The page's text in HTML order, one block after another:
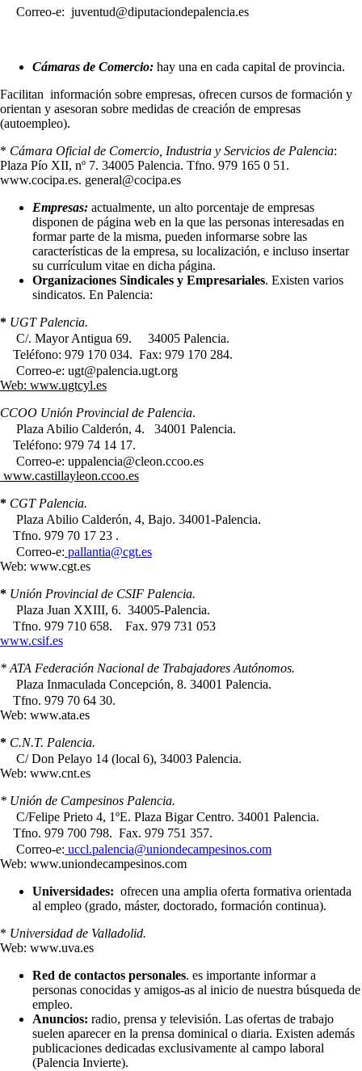
Correo-e: juventud@diputaciondepalencia.es
Cámaras de Comercio: hay una en cada capital de provincia.
Facilitan información sobre empresas, ofrecen cursos de formación y
orientan y asesoran sobre medidas de creación de empresas
(autoempleo).
* Cámara Oficial de Comercio, Industria y Servicios de Palencia:
Plaza Pío XII, nº 7. 34005 Palencia. Tfno. 979 165 0 51.
www.cocipa.es. general@cocipa.es
Empresas: actualmente, un alto porcentaje de empresas
disponen de página web en la que las personas interesadas en
formar parte de la misma, pueden informarse sobre las
características de la empresa, su localización, e incluso insertar
su currículum vitae en dicha página.
Organizaciones Sindicales y Empresariales. Existen varios
sindicatos. En Palencia:
* UGT Palencia.
C/. Mayor Antigua 69.
34005 Palencia.
Teléfono: 979 170 034. Fax: 979 170 284.
Correo-e: ugt@palencia.ugt.org
Web: www.ugtcyl.es
CCOO Unión Provincial de Palencia.
Plaza Abilio Calderón, 4. 34001 Palencia.
Teléfono: 979 74 14 17.
Correo-e: uppalencia@cleon.ccoo.es
www.castillayleon.ccoo.es
* CGTPalencia.
Plaza Abilio Calderón, 4, Bajo. 34001-Palencia.
Tfno. 979 70 17 23 .
Correo-e: pallantia@cgt.es
Web: www.cgt.es
* Unión Provincial de CSIF Palencia.
Plaza Juan XXIII, 6. 34005-Palencia.
Tfno. 979 710 658. Fax. 979 731 053
www.csif.es
* ATA Federación Nacional de Trabajadores Autónomos.
Plaza Inmaculada Concepción, 8. 34001 Palencia.
Tfno. 979 70 64 30.
Web: www.ata.es
* C.N.T. Palencia.
C/ Don Pelayo 14 (local 6), 34003 Palencia.
Web: www.cnt.es
* Unión de Campesinos Palencia.
C/Felipe Prieto 4, 1ºE. Plaza Bigar Centro. 34001 Palencia.
Tfno. 979 700 798. Fax. 979 751 357.
Correo-e: uccl.palencia@uniondecampesinos.com
Web: www.uniondecampesinos.com
Universidades: ofrecen una amplia oferta formativa orientada
al empleo (grado, máster, doctorado, formación continua).
* Universidad de Valladolid.
Web: www.uva.es
Red de contactos personales. es importante informar a
personas conocidas y amigos-as al inicio de nuestra búsqueda de
empleo.
Anuncios: radio, prensa y televisión. Las ofertas de trabajo
suelen aparecer en la prensa dominical o diaria. Existen además
publicaciones dedicadas exclusivamente al campo laboral
(Palencia Invierte).